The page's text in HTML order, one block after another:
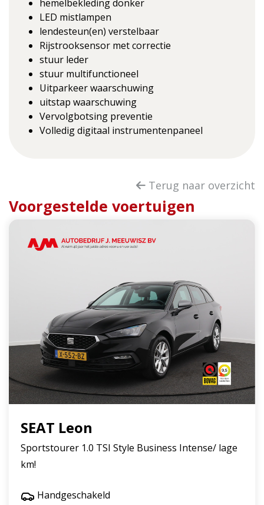
hemelbekleding donker
LED mistlampen
lendesteun(en) verstelbaar
Rijstrooksensor met correctie
stuur leder
stuur multifunctioneel
Uitparkeer waarschuwing
uitstap waarschuwing
Vervolgbotsing preventie
Volledig digitaal instrumentenpaneel
Terug naar overzicht
Voorgestelde voertuigen
SEAT Leon
Sportstourer 1.0 TSI Style Business Intense/ lage
km!
Handgeschakeld